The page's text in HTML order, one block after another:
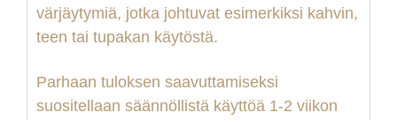
värjäytymiä, jotka johtuvat esimerkiksi kahvin,
teen tai tupakan käytöstä.
Parhaan tuloksen saavuttamiseksi
suositellaan säännöllistä käyttöä 1-2 viikon